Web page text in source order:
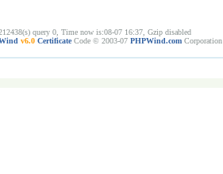
query 0, Time now is:08-07 16:37, Gzip disabled
v6.0 Certificate Code © 2003-07 PHPWind.com Corporation